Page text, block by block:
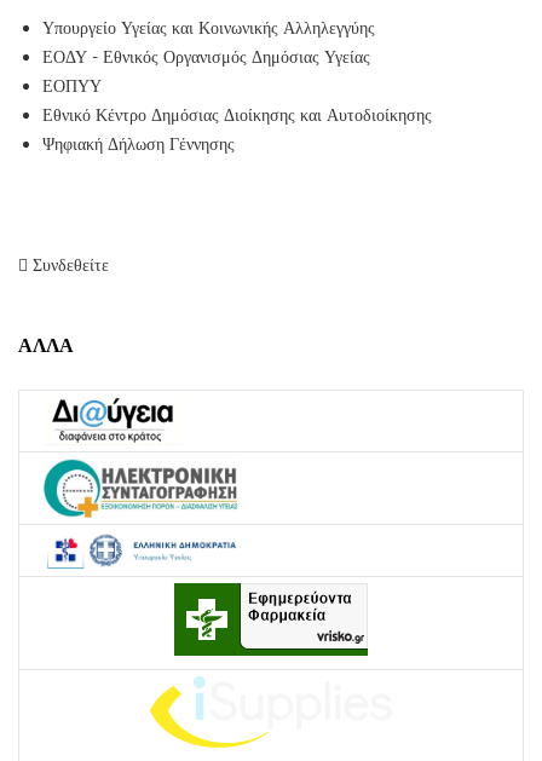
Υπουργείο Υγείας και Κοινωνικής Αλληλεγγύης
ΕΟΔΥ - Εθνικός Οργανισμός Δημόσιας Υγείας
ΕΟΠΥΥ
Εθνικό Κέντρο Δημόσιας Διοίκησης και Αυτοδιοίκησης
Ψηφιακή Δήλωση Γέννησης
Συνδεθείτε
ΑΛΛΑ